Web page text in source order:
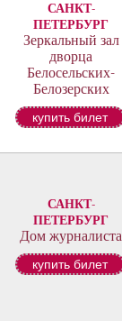
САНКТ-
ПЕТЕРБУРГ
Зеркальный зал
дворца
Белосельских-
Белозерских
купить билет
САНКТ-
ПЕТЕРБУРГ
Дом журналиста
купить билет